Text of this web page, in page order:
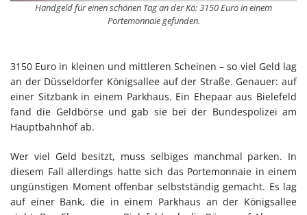
Handgeld für einen schönen Tag an der Kö: 3150 Euro in einem
Portemonnaie gefunden.
3150 Euro in kleinen und mittleren Scheinen – so viel Geld lag
an der Düsseldorfer Königsallee auf der Straße. Genauer: auf
einer Sitzbank in einem Parkhaus. Ein Ehepaar aus Bielefeld
fand die Geldbörse und gab sie bei der Bundespolizei am
Hauptbahnhof ab.
Wer viel Geld besitzt, muss selbiges manchmal parken. In
diesem Fall allerdings hatte sich das Portemonnaie in einem
ungünstigen Moment offenbar selbstständig gemacht. Es lag
auf einer Bank, die in einem Parkhaus an der Königsallee